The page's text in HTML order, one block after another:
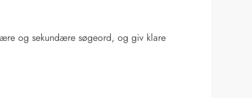
og sekundære søgeord, og giv klare